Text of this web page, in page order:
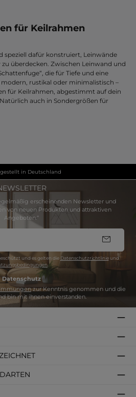
für Keilrahmen
speziell dafür konstruiert, Leinwände
überdecken. Zwischen Leinwand und
die für Tiefe und eine
rustikal oder minimalistisch –
für Keilrahmen, abgestimmt auf dein
auch in Sondergrößen für
in Deutschland
erscheinenden Newsletter und
von neuen Produkten und attraktiven
Angeboten.“
und es gelten die Datenschutzrichtlinieund
Datenschutz
zur Kenntnis genommen und die
bin mit ihnen einverstanden.